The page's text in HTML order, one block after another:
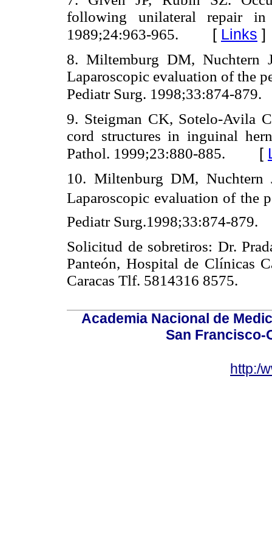
following unilateral repair
1989;24:963-965. [ Links ]
8. Miltemburg DM, Nuchtern
Laparoscopic evaluation of the
Pediatr Surg. 1998;33:874-879.
9. Steigman CK, Sotelo-Avila
cord structures in inguinal
Pathol. 1999;23:880-885. [
10. Miltenburg DM,
Laparoscopic evaluation of the
Pediatr Surg.1998;33:874-879.
Solicitud de sobretiros: Dr.
Panteón, Hospital de Clínicas
Caracas Tlf. 5814316 8575.
Academia Nacional de
San Francisco-
http:/